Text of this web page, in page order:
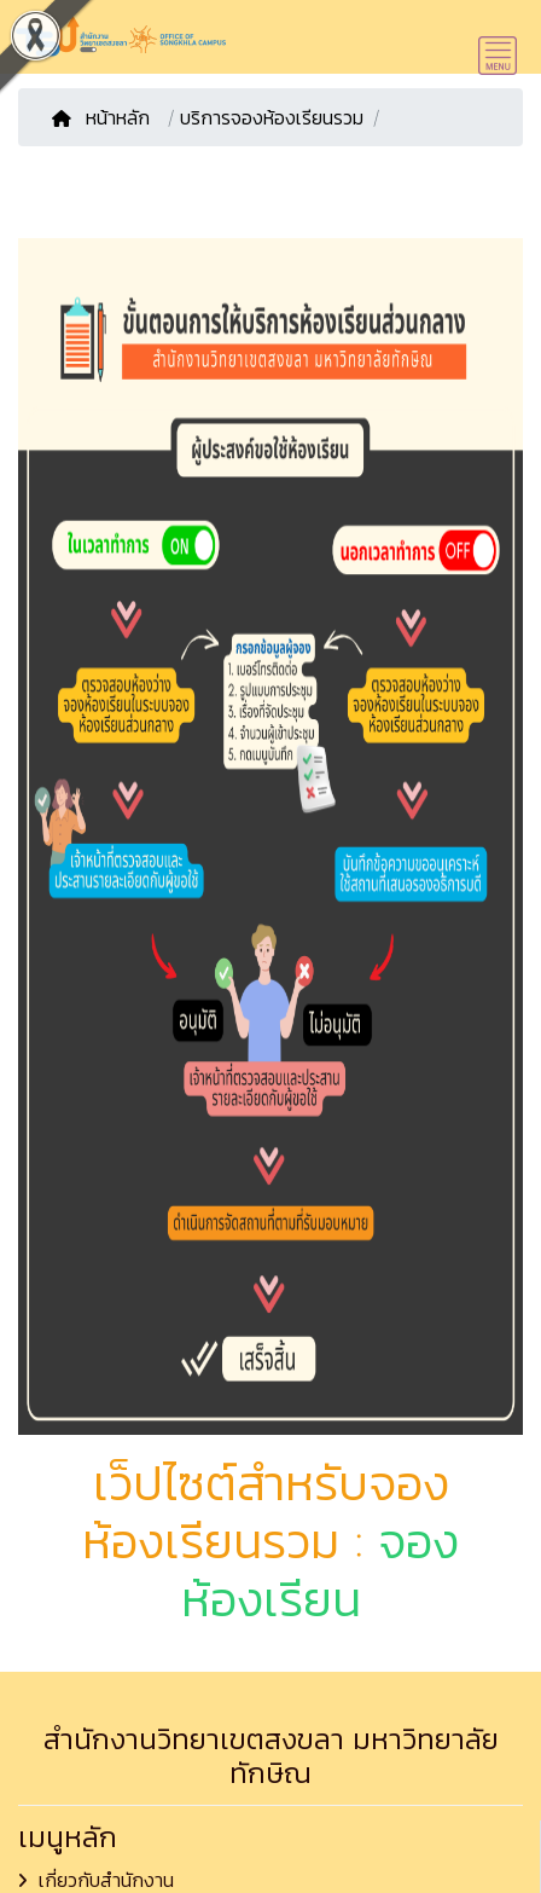
หน้าหลัก / บริการจองห้องเรียนรวม
เว็ปไซต์สำหรับจอง
ห้องเรียนรวม : จอง
ห้องเรียน
สำนักงานวิทยาเขตสงขลา มหาวิทยาลัย
ทักษิณ
เมนูหลัก
เกี่ยวกับสำนักงาน